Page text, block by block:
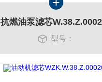
抗燃油泵滤芯
型号：